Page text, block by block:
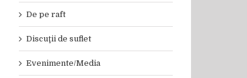
De pe raft
Discuţii de suflet
Evenimente/Media